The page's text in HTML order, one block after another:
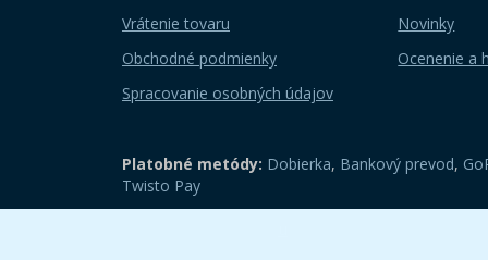
Vrátenie tovaru
Obchodné podmienky
Spracovanie osobných údajov
Novinky
Ocenenie a
Platobné metódy: Dobierka, Bankový prevod,
Twisto Pay